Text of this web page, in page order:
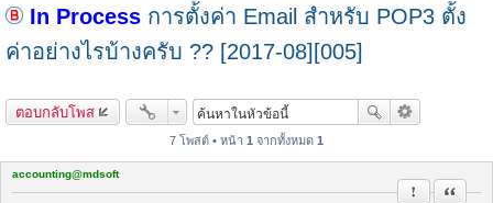
i
g
In Process การตั้งค่า Email สำหรับ POP3 ตั้ง
ค่าอย่างไรบ้างครับ ?? [2017-08][005]
ตอบกลับโพส
7 โพสต์ • หน้า 1 จากทั้งหมด 1
accounting@mdsoft
รายงานในข้
อ้างคำ